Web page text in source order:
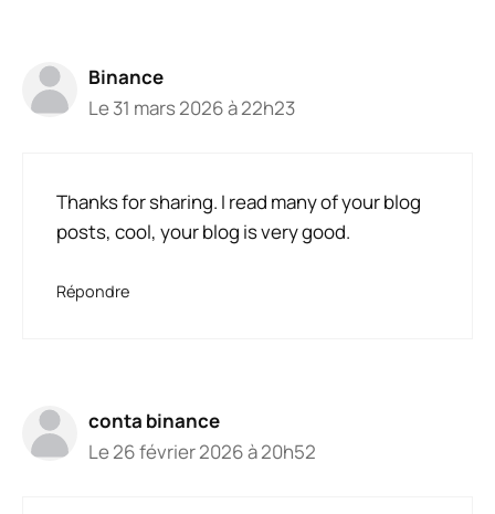
Binance
Le 31 mars 2026 à 22h23
Thanks for sharing. I read many of your blog
posts, cool, your blog is very good.
Répondre
conta binance
Le 26 février 2026 à 20h52